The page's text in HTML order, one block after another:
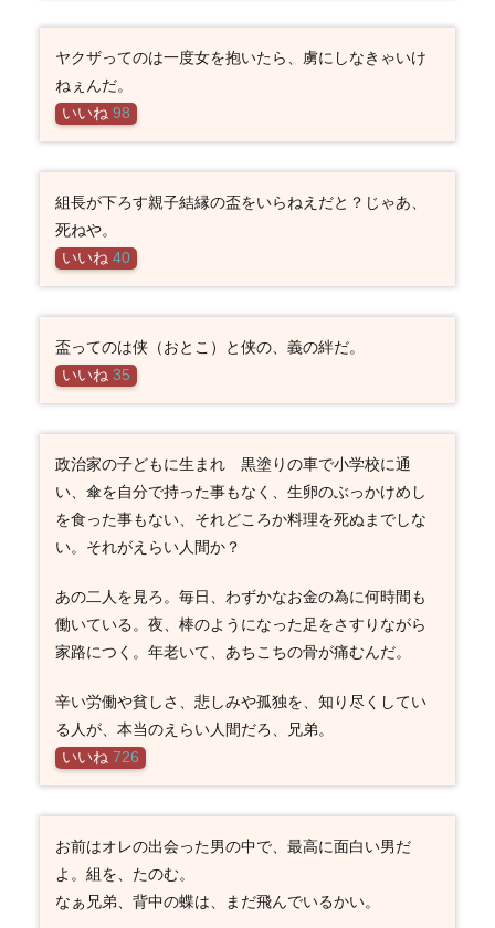
ヤクザってのは一度女を抱いたら、虜にしなきゃいけ
ねぇんだ。
いいね 98
組長が下ろす親子結縁の盃をいらねえだと？じゃあ、
死ねや。
いいね 40
盃ってのは侠（おとこ）と侠の、義の絆だ。
いいね 35
政治家の子どもに生まれ 黒塗りの車で小学校に通
い、傘を自分で持った事もなく、生卵のぶっかけめし
を食った事もない、それどころか料理を死ぬまでしな
い。それがえらい人間か？
あの二人を見ろ。毎日、わずかなお金の為に何時間も
働いている。夜、棒のようになった足をさすりながら
家路につく。年老いて、あちこちの骨が痛むんだ。
辛い労働や貧しさ、悲しみや孤独を、知り尽くしてい
る人が、本当のえらい人間だろ、兄弟。
いいね 726
お前はオレの出会った男の中で、最高に面白い男だ
よ。組を、たのむ。
なぁ兄弟、背中の蝶は、まだ飛んでいるかい。